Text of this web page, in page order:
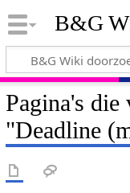
B&G
Pagina's die
"Deadline